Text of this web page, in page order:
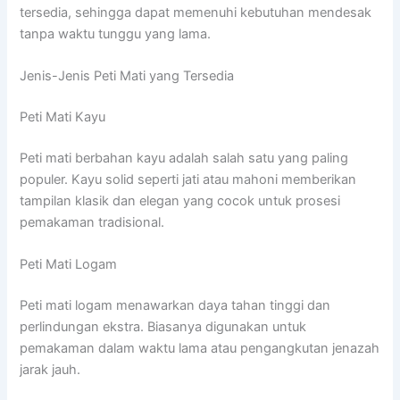
tersedia, sehingga dapat memenuhi kebutuhan mendesak
tanpa waktu tunggu yang lama.
Jenis-Jenis Peti Mati yang Tersedia
Peti Mati Kayu
Peti mati berbahan kayu adalah salah satu yang paling
populer. Kayu solid seperti jati atau mahoni memberikan
tampilan klasik dan elegan yang cocok untuk prosesi
pemakaman tradisional.
Peti Mati Logam
Peti mati logam menawarkan daya tahan tinggi dan
perlindungan ekstra. Biasanya digunakan untuk
pemakaman dalam waktu lama atau pengangkutan jenazah
jarak jauh.